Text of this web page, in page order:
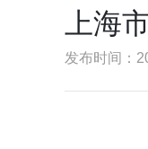
上海
发布时间：